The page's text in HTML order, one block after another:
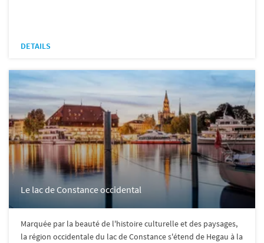
DETAILS
Le lac de Constance occidental
Marquée par la beauté de l'histoire culturelle et des paysages,
la région occidentale du lac de Constance s'étend de Hegau à la